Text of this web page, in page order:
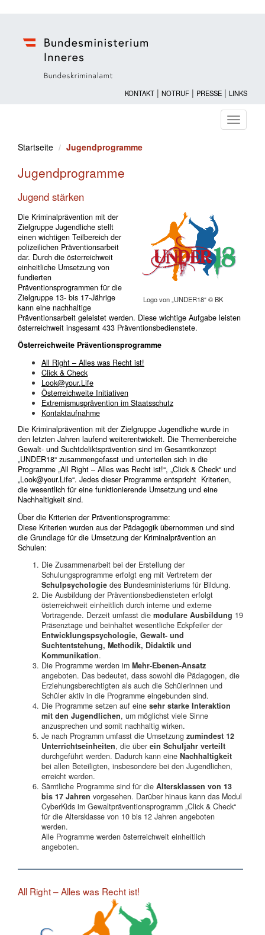
KONTAKT | NOTRUF | PRESSE | LINKS
ein-/
Startseite
Jugendprogramme
Jugendprogramme
Jugend stärken
Logo von „UNDER18“ © BK
Die Kriminalprävention mit der
Zielgruppe Jugendliche stellt
einen wichtigen Teilbereich der
polizeilichen Präventionsarbeit
dar. Durch die österreichweit
einheitliche Umsetzung von
fundierten
Präventionsprogrammen für die
Zielgruppe 13- bis 17-Jährige
kann eine nachhaltige
Präventionsarbeit geleistet werden. Diese wichtige Aufgabe leisten
österreichweit insgesamt 433 Präventionsbedienstete.
Österreichweite Präventionsprogramme
All Right – Alles was Recht ist!
Click & Check
Look@your.Life
Österreichweite Initiativen
Extremismusprävention im Staatsschutz
Kontaktaufnahme
Die Kriminalprävention mit der Zielgruppe Jugendliche wurde in
den letzten Jahren laufend weiterentwickelt. Die Themenbereiche
Gewalt- und Suchtdeliktsprävention sind im Gesamtkonzept
„UNDER18“ zusammengefasst und unterteilen sich in die
Programme „All Right – Alles was Recht ist!“, „Click & Check“ und
„Look@your.Life“. Jedes dieser Programme entspricht Kriterien,
die wesentlich für eine funktionierende Umsetzung und eine
Nachhaltigkeit sind.
Über die Kriterien der Präventionsprogramme:
Diese Kriterien wurden aus der Pädagogik übernommen und sind
die Grundlage für die Umsetzung der Kriminalprävention an
Schulen:
Die Zusammenarbeit bei der Erstellung der
Schulungsprogramme erfolgt eng mit Vertretern der
Schulpsychologie des Bundesministeriums für Bildung.
Die Ausbildung der Präventionsbediensteten erfolgt
österreichweit einheitlich durch interne und externe
Vortragende. Derzeit umfasst die modulare Ausbildung 19
Präsenztage und beinhaltet wesentliche Eckpfeiler der
Entwicklungspsychologie, Gewalt- und
Suchtentstehung, Methodik, Didaktik und
Kommunikation.
Die Programme werden im Mehr-Ebenen-Ansatz
angeboten. Das bedeutet, dass sowohl die Pädagogen, die
Erziehungsberechtigten als auch die Schülerinnen und
Schüler aktiv in die Programme eingebunden sind.
Die Programme setzen auf eine sehr starke Interaktion
mit den Jugendlichen, um möglichst viele Sinne
anzusprechen und somit nachhaltig wirken.
Je nach Programm umfasst die Umsetzung zumindest 12
Unterrichtseinheiten, die über ein Schuljahr verteilt
durchgeführt werden. Dadurch kann eine Nachhaltigkeit
bei allen Beteiligten, insbesondere bei den Jugendlichen,
erreicht werden.
Sämtliche Programme sind für die Altersklassen von 13
bis 17 Jahren vorgesehen. Darüber hinaus kann das Modul
CyberKids im Gewaltpräventionsprogramm „Click & Check“
für die Altersklasse von 10 bis 12 Jahren angeboten
werden.
Alle Programme werden österreichweit einheitlich
angeboten.
All Right – Alles was Recht ist!